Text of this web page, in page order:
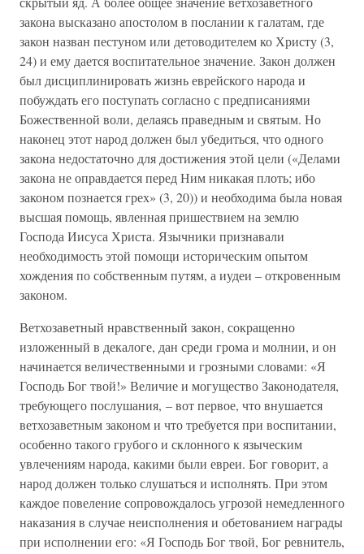
закона высказано апостолом в послании к галатам, где
закон назван пестуном или детоводителем ко Христу (3,
24) и ему дается воспитательное значение. Закон должен
был дисциплинировать жизнь еврейского народа и
побуждать его поступать согласно с предписаниями
Божественной воли, делаясь праведным и святым. Но
наконец этот народ должен был убедиться, что одного
закона недостаточно для достижения этой цели («Делами
закона не оправдается перед Ним никакая плоть; ибо
законом познается грех» (3, 20)) и необходима была новая
высшая помощь, явленная пришествием на землю
Господа Иисуса Христа. Язычники признавали
необходимость этой помощи историческим опытом
хождения по собственным путям, а иудеи – откровенным
законом.
Ветхозаветный нравственный закон, сокращенно
изложенный в декалоге, дан среди грома и молнии, и он
начинается величественными и грозными словами: «Я
Господь Бог твой!» Величие и могущество Законодателя,
требующего послушания, – вот первое, что внушается
ветхозаветным законом и что требуется при воспитании,
особенно такого грубого и склонного к языческим
увлечениям народа, какими были евреи. Бог говорит, а
народ должен только слушаться и исполнять. При этом
каждое повеление сопровождалось угрозой немедленного
наказания в случае неисполнения и обетованием награды
при исполнении его: «Я Господь Бог твой, Бог ревнитель,